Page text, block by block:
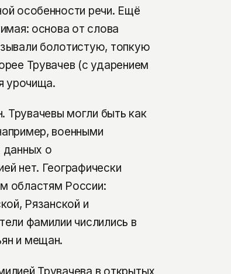
особенности речи. Ещё
основа от слова
болотистую, топкую
Трувачев (с ударением
урочища.
могли быть как
военными
данных о
нет. Географически
областям России:
Рязанской и
фамилии числились в
и мещан.